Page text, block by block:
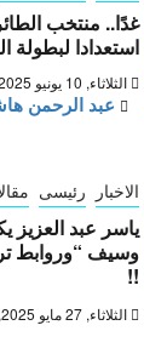
غدًا.. منتخب
استعدادا لبطولة
الثلاثاء, 10 يونيو 2025, 6:21 م
عبد الرحمن
الاخبار رئيسى
ياسر عبد العزيز
وسيف “وروابط
!!
الثلاثاء, 27 مايو 2025, 11:00 م